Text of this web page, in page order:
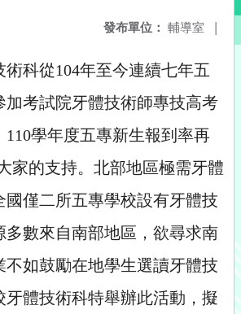
發布單位： 輔導室 |
科從104年至今連續七年五
加考試院牙體技術師專技高考
110學年度五專新生報到率再
家的支持。北部地區極需牙體
國僅二所五專學校設有牙體技
多數來自南部地區，欲尋求南
不如鼓勵在地學生選讀牙體技
牙體技術科特舉辦此活動，擬